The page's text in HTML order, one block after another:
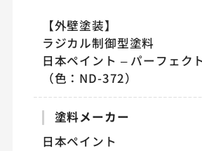
【外壁塗装】
ラジカル制御型塗料
日本ペイント – パーフェク
（色：ND-372）
塗料メーカー
日本ペイント